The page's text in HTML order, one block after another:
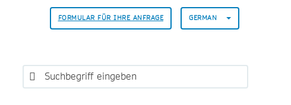
FORMULAR FÜR IHRE ANFRAGE GERMAN